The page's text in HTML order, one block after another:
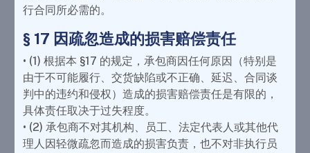
行合同所必需的。
§ 17 因疏忽造成的损害赔偿责任
• (1) 根据本 §17 的规定，承包商因任何原因（特别是
由于不可能履行、交货缺陷或不正确、延迟、合同谈
判中的违约和侵权）造成的损害赔偿责任是有限的，
具体责任取决于过失程度。
• (2) 承包商不对其机构、员工、法定代表人或其他代
理人因轻微疏忽而造成的损害负责，也不对非执行员